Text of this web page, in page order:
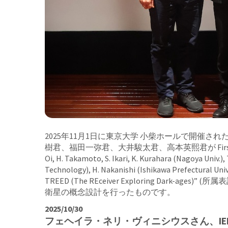
2025年11月1日に東京大学 小柴ホールで開催され
樹君、福田一弥君、大井駿太君、高本英熙君が First
Oi, H. Takamoto, S. Ikari, K. Kurahara (Nagoya
Technology), H. Nakanishi (Ishikawa Prefectural
TREED (The REceiver Exploring Dark-ages)” (所
衛星の概念設計を行ったものです。
2025/10/30
フェヘイラ・ネリ・ヴィニシウスさん、